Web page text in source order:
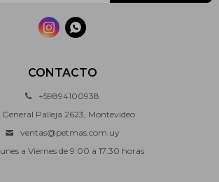
CONTACTO
+59894100938
General Palleja 2623, Montevideo
ventas@petmas.com.uy
a Viernes de 9:00 a 17:30 horas
 